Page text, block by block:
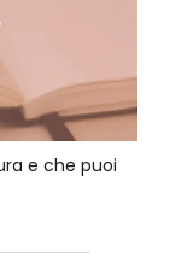
e che puoi